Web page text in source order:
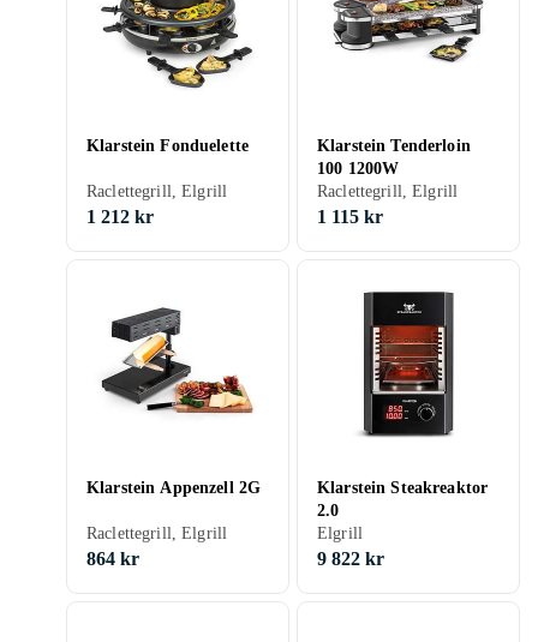
Klarstein Fonduelette
Raclettegrill, Elgrill
1 212 kr
Klarstein Tenderloin
100 1200W
Raclettegrill, Elgrill
1 115 kr
Klarstein Appenzell 2G
Raclettegrill, Elgrill
864 kr
Klarstein Steakreaktor
2.0
Elgrill
9 822 kr